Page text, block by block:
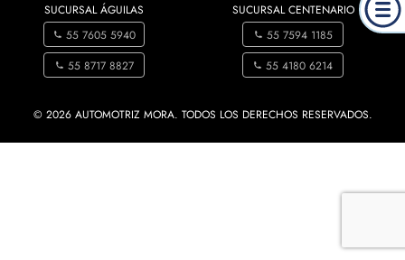
SUCURSAL ÁGUILAS
SUCURSAL CENTENARIO
55 7605 5940
55 8717 8827
55 7594 1185
55 4180 6214
© 2026 AUTOMOTRIZ MORA. TODOS LOS DERECHOS RESERVADOS.